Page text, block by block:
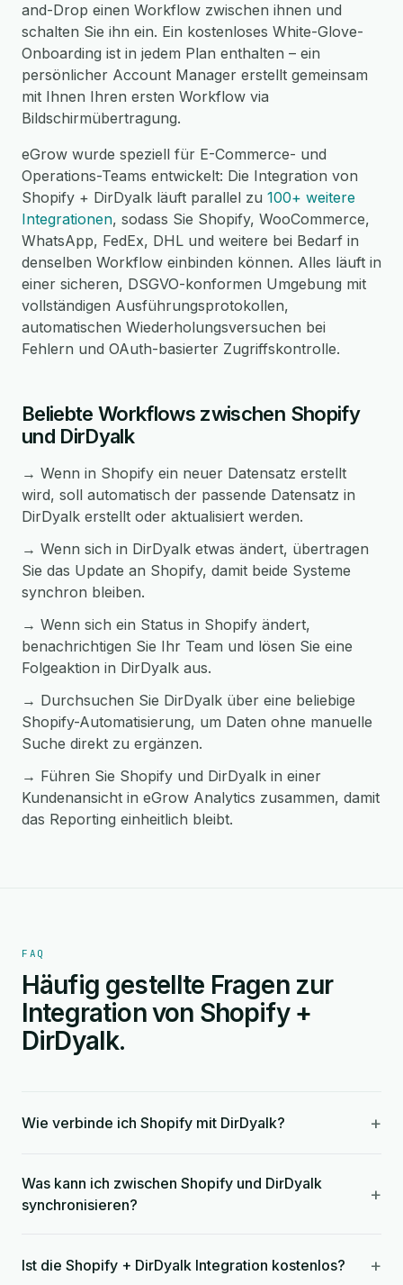
and-Drop einen Workflow zwischen ihnen und
schalten Sie ihn ein. Ein kostenloses White-Glove-
Onboarding ist in jedem Plan enthalten – ein
persönlicher Account Manager erstellt gemeinsam
mit Ihnen Ihren ersten Workflow via
Bildschirmübertragung.
eGrow wurde speziell für E-Commerce- und
Operations-Teams entwickelt: Die Integration von
Shopify + DirDyalk läuft parallel zu 100+ weitere
Integrationen, sodass Sie Shopify, WooCommerce,
WhatsApp, FedEx, DHL und weitere bei Bedarf in
denselben Workflow einbinden können. Alles läuft in
einer sicheren, DSGVO-konformen Umgebung mit
vollständigen Ausführungsprotokollen,
automatischen Wiederholungsversuchen bei
Fehlern und OAuth-basierter Zugriffskontrolle.
Beliebte Workflows zwischen Shopify
und DirDyalk
→ Wenn in Shopify ein neuer Datensatz erstellt
wird, soll automatisch der passende Datensatz in
DirDyalk erstellt oder aktualisiert werden.
→ Wenn sich in DirDyalk etwas ändert, übertragen
Sie das Update an Shopify, damit beide Systeme
synchron bleiben.
→ Wenn sich ein Status in Shopify ändert,
benachrichtigen Sie Ihr Team und lösen Sie eine
Folgeaktion in DirDyalk aus.
→ Durchsuchen Sie DirDyalk über eine beliebige
Shopify-Automatisierung, um Daten ohne manuelle
Suche direkt zu ergänzen.
→ Führen Sie Shopify und DirDyalk in einer
Kundenansicht in eGrow Analytics zusammen, damit
das Reporting einheitlich bleibt.
FAQ
Häufig gestellte Fragen zur
Integration von Shopify +
DirDyalk.
Wie verbinde ich Shopify mit DirDyalk? +
Was kann ich zwischen Shopify und DirDyalk
synchronisieren?
+
Ist die Shopify + DirDyalk Integration kostenlos? +